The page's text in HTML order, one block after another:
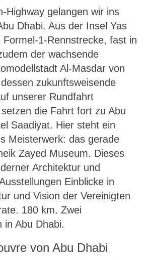
Highway gelangen wir ins
Dhabi. Aus der Insel Yas
Formel-1-Rennstrecke, fast in
der wachsende
Al-Masdar von
zukunftsweisende
unserer Rundfahrt
die Fahrt fort zu Abu
Saadiyat. Hier steht ein
Meisterwerk: das gerade
Zayed Museum. Dieses
Architektur und
Einblicke in
und Vision der Vereinigten
180 km. Zwei
in Abu Dhabi.
von Abu Dhabi